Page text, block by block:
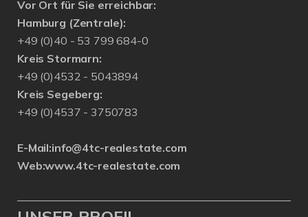
Vor Ort für Sie erreichbar:
Hamburg (Zentrale):
+49 (0)40 - 53 799 684-0
Kreis Stormarn:
+49 (0)4532 - 5043894
Kreis Segeberg:
+49 (0)4537 - 3750783
E-Mail:info@4tc-realestate.com
Web:www.4tc-realestate.com